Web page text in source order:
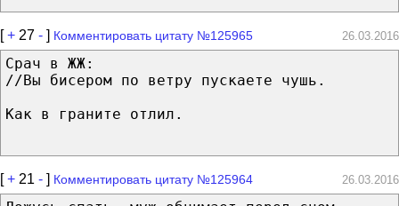
[+ 27 - ] Комментировать цитату №125965 26.03.2016
Срач в ЖЖ:
//Вы бисером по ветру пускаете чушь.
Как в граните отлил.
[+ 21 - ] Комментировать цитату №125964 26.03.2016